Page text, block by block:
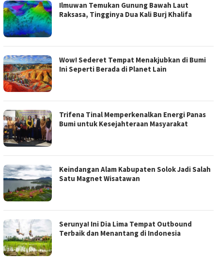
Ilmuwan Temukan Gunung Bawah Laut
Raksasa, Tingginya Dua Kali Burj Khalifa
Wow! Sederet Tempat Menakjubkan di Bumi
Ini Seperti Berada di Planet Lain
Trifena Tinal Memperkenalkan Energi Panas
Bumi untuk Kesejahteraan Masyarakat
Keindangan Alam Kabupaten Solok Jadi Salah
Satu Magnet Wisatawan
Serunya! Ini Dia Lima Tempat Outbound
Terbaik dan Menantang di Indonesia